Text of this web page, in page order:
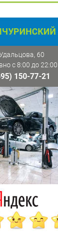
60
с 8:00 до 22:00
150-77-21